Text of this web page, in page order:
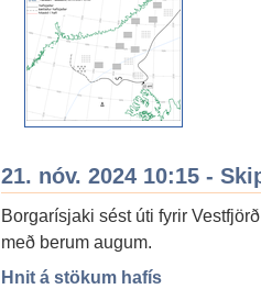
21. nóv. 2024 10:15 -
Borgarísjaki sést úti fyrir
með berum augum.
Hnit á stökum hafís